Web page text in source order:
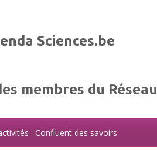
Sciences.be
membres du Réseau
: Confluent des savoirs